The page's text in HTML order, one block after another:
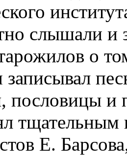
слышали и
о
записывал
пословицы и
тщательным
Е.